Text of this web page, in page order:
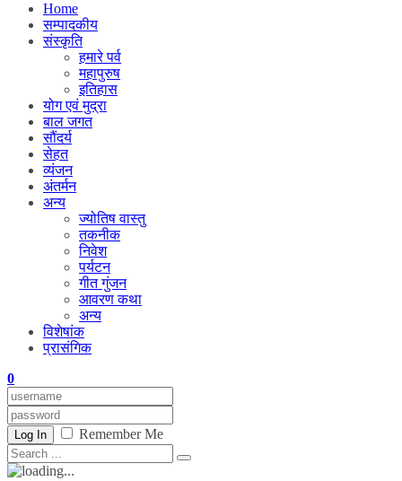
Home
सम्पादकीय
संस्कृति
हमारे पर्व
महापुरुष
इतिहास
योग एवं मुद्रा
बाल जगत
सौंदर्य
सेहत
व्यंजन
अंतर्मन
अन्य
ज्योतिष वास्तु
तकनीक
निवेश
पर्यटन
गीत गुंजन
आवरण कथा
अन्य
विशेषांक
प्रासंगिक
0
Log In Remember Me